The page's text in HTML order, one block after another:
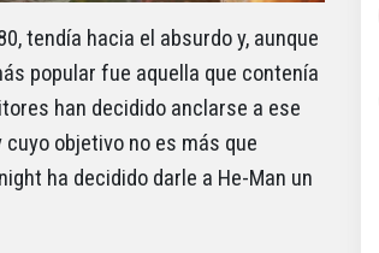
tendía hacia el absurdo y, aunque
popular fue aquella que contenía
han decidido anclarse a ese
objetivo no es más que
ha decidido darle a He-Man un